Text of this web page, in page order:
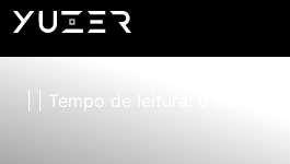
Summertimes Festival
| | Tempo de leitura: 0 minutos